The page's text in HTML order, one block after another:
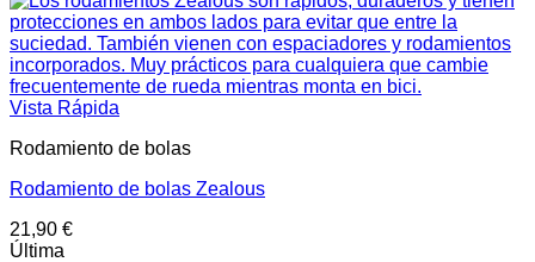
Vista Rápida
Rodamiento de bolas
Rodamiento de bolas Zealous
21,90 €
Última